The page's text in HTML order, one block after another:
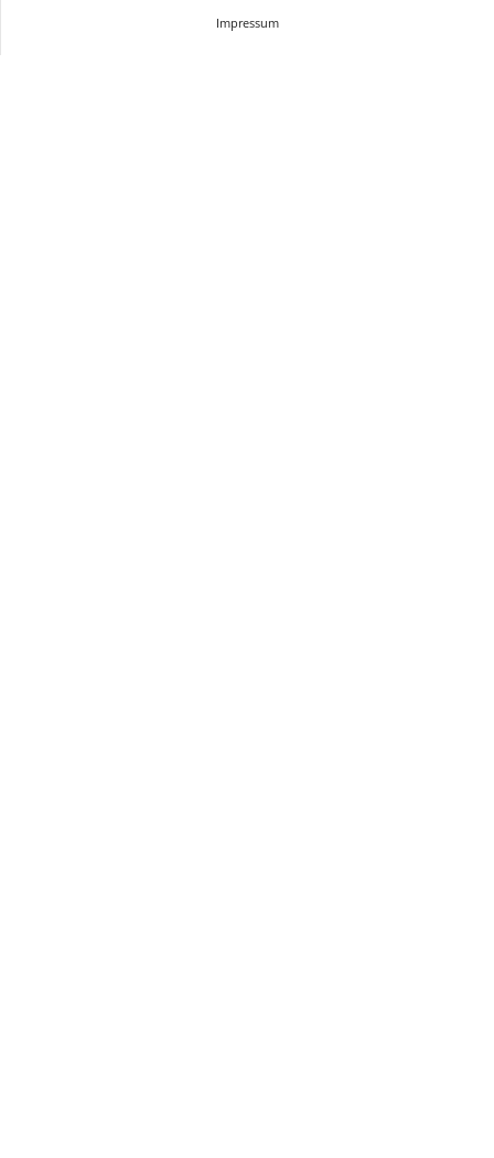
Impressum